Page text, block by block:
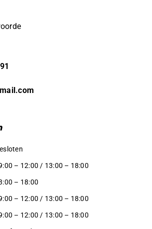
– 12:00 / 13:00 – 18:00
– 18:00
– 12:00 / 13:00 – 18:00
– 12:00 / 13:00 – 18:00